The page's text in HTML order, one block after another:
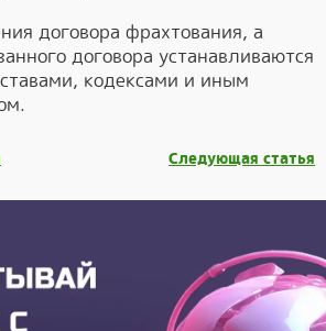
договора фрахтования, а
договора устанавливаются
кодексами и иным
Следующая статья